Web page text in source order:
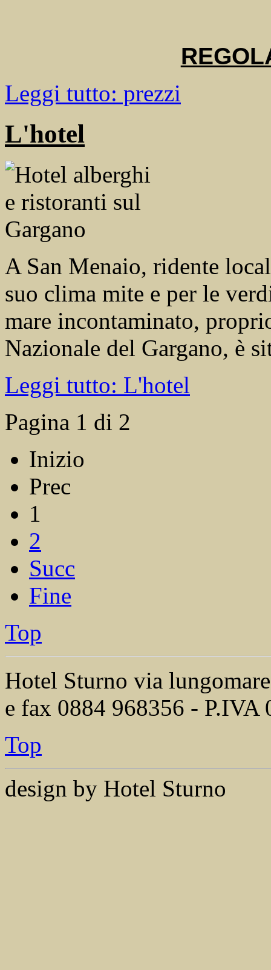
Leggi tutto: prezzi
L'hotel
A San Menaio, ridente
suo clima mite e per le
mare incontaminato,
Nazionale del Gargano, è
Leggi tutto: L'hotel
Pagina 1 di 2
Inizio
Prec
1
2
Succ
Fine
Top
Hotel Sturno via
e fax 0884 968356 - P.IVA
Top
design by Hotel Sturno